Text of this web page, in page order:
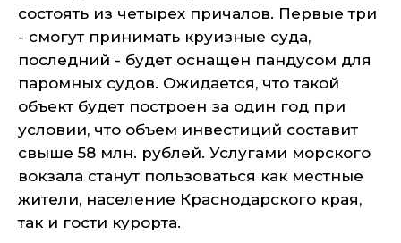
состоять из четырех причалов. Первые три
- смогут принимать круизные суда,
последний - будет оснащен пандусом для
паромных судов. Ожидается, что такой
объект будет построен за один год при
условии, что объем инвестиций составит
свыше 58 млн. рублей. Услугами морского
вокзала станут пользоваться как местные
жители, население Краснодарского края,
так и гости курорта.